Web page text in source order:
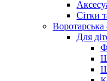
Сітки
Для